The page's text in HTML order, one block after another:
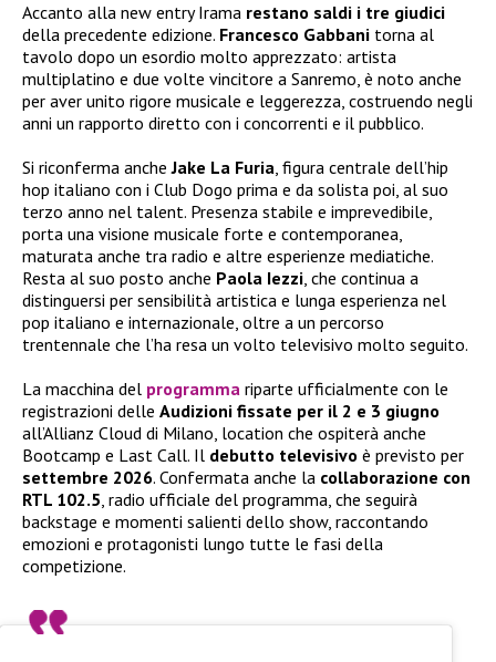
Accanto alla new entry Irama restano saldi i tre giudici
della precedente edizione. Francesco Gabbani torna al
tavolo dopo un esordio molto apprezzato: artista
multiplatino e due volte vincitore a Sanremo, è noto anche
per aver unito rigore musicale e leggerezza, costruendo negli
anni un rapporto diretto con i concorrenti e il pubblico.
Si riconferma ancheJake La Furia, figura centrale dell’hip
hop italiano con i Club Dogo prima e da solista poi, al suo
terzo anno nel talent. Presenza stabile e imprevedibile,
porta una visione musicale forte e contemporanea,
maturata anche tra radio e altre esperienze mediatiche.
Resta al suo posto anche Paola Iezzi, che continua a
distinguersi per sensibilità artistica e lunga esperienza nel
pop italiano e internazionale, oltre a un percorso
trentennale che l’ha resa un volto televisivo molto seguito.
La macchina del programma riparte ufficialmente con le
registrazioni delle Audizioni fissate per il 2 e 3 giugno
all’Allianz Cloud di Milano, location che ospiterà anche
Bootcamp e Last Call. Il debutto televisivo è previsto per
settembre 2026. Confermata anche la collaborazione con
RTL 102.5, radio ufficiale del programma, che seguirà
backstage e momenti salienti dello show, raccontando
emozioni e protagonisti lungo tutte le fasi della
competizione.